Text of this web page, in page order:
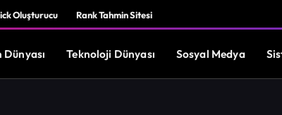
Oluşturucu Rank Tahmin Sitesi
Dünyası Teknoloji Dünyası Sosyal Medya